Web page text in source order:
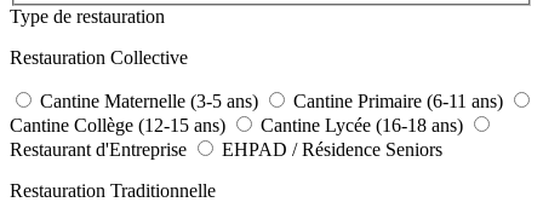
Type de restauration
Restauration Collective
Cantine Maternelle (3-5 ans)
Cantine Primaire (6-11 ans)
Cantine Collège (12-15 ans)
Cantine Lycée (16-18 ans)
Restaurant d'Entreprise
EHPAD / Résidence Seniors
Restauration Traditionnelle